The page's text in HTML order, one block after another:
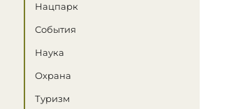
Нацпарк
События
Наука
Охрана
Туризм